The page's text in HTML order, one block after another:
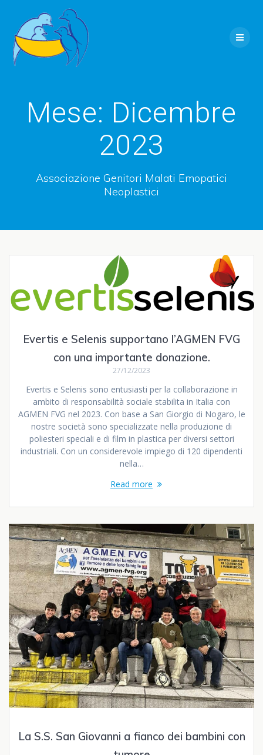
Mese: Dicembre
2023
Associazione Genitori Malati Emopatici
Neoplastici
Evertis e Selenis supportano l’AGMEN FVG
con una importante donazione.
27/12/2023
Evertis e Selenis sono entusiasti per la collaborazione in
ambito di responsabilità sociale stabilita in Italia con
AGMEN FVG nel 2023. Con base a San Giorgio di Nogaro, le
nostre società sono specializzate nella produzione di
poliesteri speciali e di film in plastica per diversi settori
industriali. Con un considerevole impiego di 120 dipendenti
nella…
Read more
La S.S. San Giovanni a fianco dei bambini con